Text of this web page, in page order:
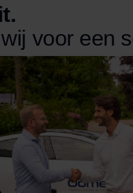
voor een